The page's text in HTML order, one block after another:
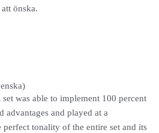
önska.
was able to implement 100 percent
advantages and played at a
tonality of the entire set and its